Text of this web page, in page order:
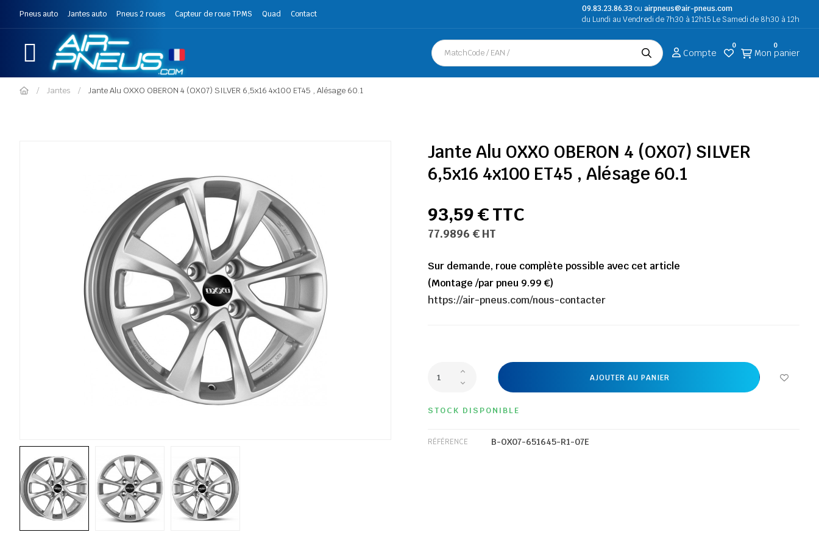
Pneus auto Jantes auto Pneus 2 roues Capteur de roue TPMS Quad Contact
09.83.23.86.33ou airpneus@air-pneus.com
du Lundi au Vendredi de 7h30 à 12h15 Le Samedi de 8h30 à 12h
Compte
0
Mon panier
0
Jantes Jante Alu OXXO OBERON 4 (OX07) SILVER 6,5x16 4x100 ET45 , Alésage 60.1
Jante Alu OXXO OBERON 4 (OX07) SILVER
6,5x16 4x100 ET45 , Alésage 60.1
93,59 € TTC
77.9896 € HT
Sur demande, roue complète possible avec cet article
(Montage /par pneu 9.99 €)
https://air-pneus.com/nous-contacter
AJOUTER AU PANIER
STOCK DISPONIBLE
RÉFÉRENCE B-OX07-651645-R1-07E